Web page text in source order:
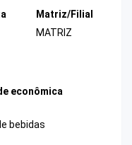
Matriz/Filial
MATRIZ
econômica
bebidas